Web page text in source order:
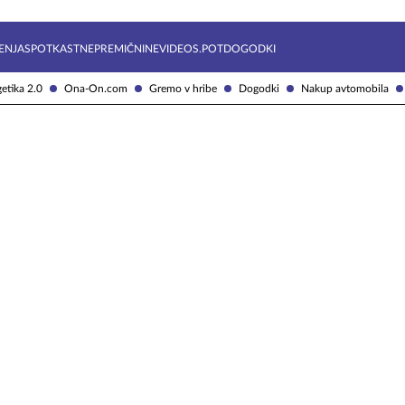
2.0 Ona-On.com Gremo v hribe Dogodki Nakup avtomobila
SPOTKASTNEPREMIČNINEVIDEOS.POTDOGODKI